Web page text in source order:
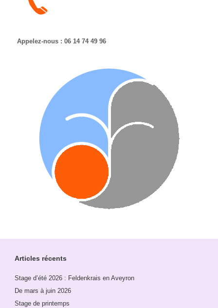
Appelez-nous : 06 14 74 49 96
Articles récents
Stage d’été 2026 : Feldenkrais en Aveyron
De mars à juin 2026
Stage de printemps